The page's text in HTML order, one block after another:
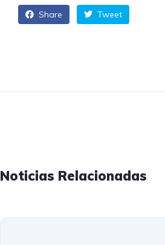
Share Tweet
Noticias Relacionadas